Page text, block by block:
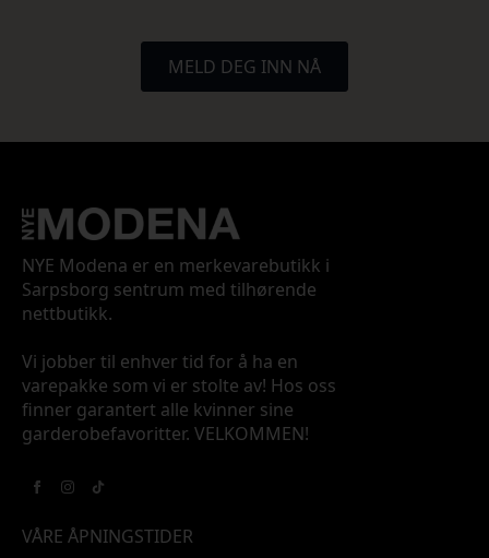
MELD DEG INN NÅ
NYE Modena er en merkevarebutikk i
Sarpsborg sentrum med tilhørende
nettbutikk.
Vi jobber til enhver tid for å ha en
varepakke som vi er stolte av! Hos oss
finner garantert alle kvinner sine
garderobefavoritter. VELKOMMEN!
VÅRE ÅPNINGSTIDER